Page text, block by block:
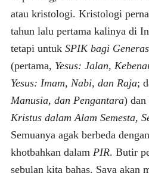
atau kristologi. Kristologi
tahun lalu pertama kalinya di
tetapi untuk SPIK bagi
(pertama, Yesus: Jalan,
Yesus: Imam, Nabi, dan Raja;
Manusia, dan Pengantara) dan
Kristus dalam Alam Semesta,
Semuanya agak berbeda
khotbahkan dalam PIR. Butir
sebulan kita bahas. Saya akan